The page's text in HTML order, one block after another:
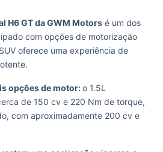
H6 GT da GWM Motors é um dos
com opções de motorização
oferece uma experiência de
opções de motor:o 1.5L
de 150 cv e 220 Nm de torque,
com aproximadamente 200 cv e